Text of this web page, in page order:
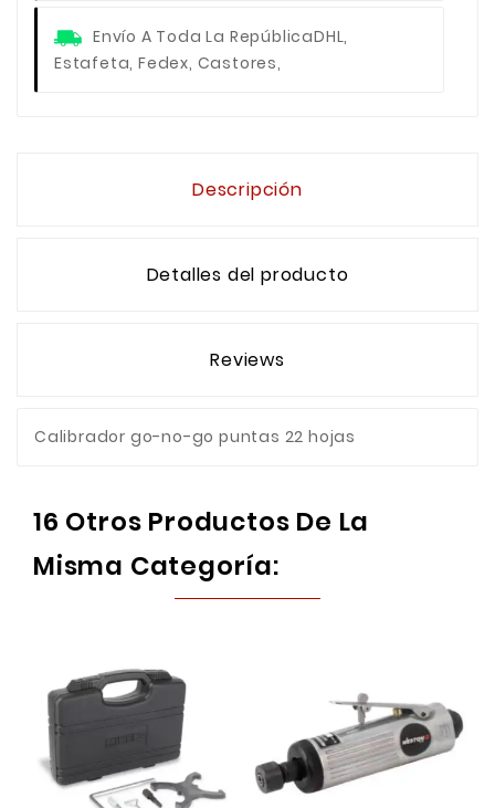
Envío A Toda La RepúblicaDHL,
Estafeta, Fedex, Castores,
Descripción
Detalles del producto
Reviews
Calibrador go-no-go puntas 22 hojas
16 Otros Productos De La
Misma Categoría: